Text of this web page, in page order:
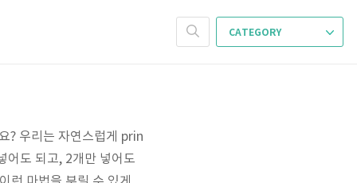
CATEGORY
? 우리는 자연스럽게 prin
도 되고, 2개만 넣어도